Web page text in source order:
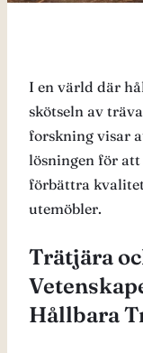
I en värld där
skötseln av
forskning visar
lösningen för
förbättra
utemöbler.
Trätjära
Hållbara